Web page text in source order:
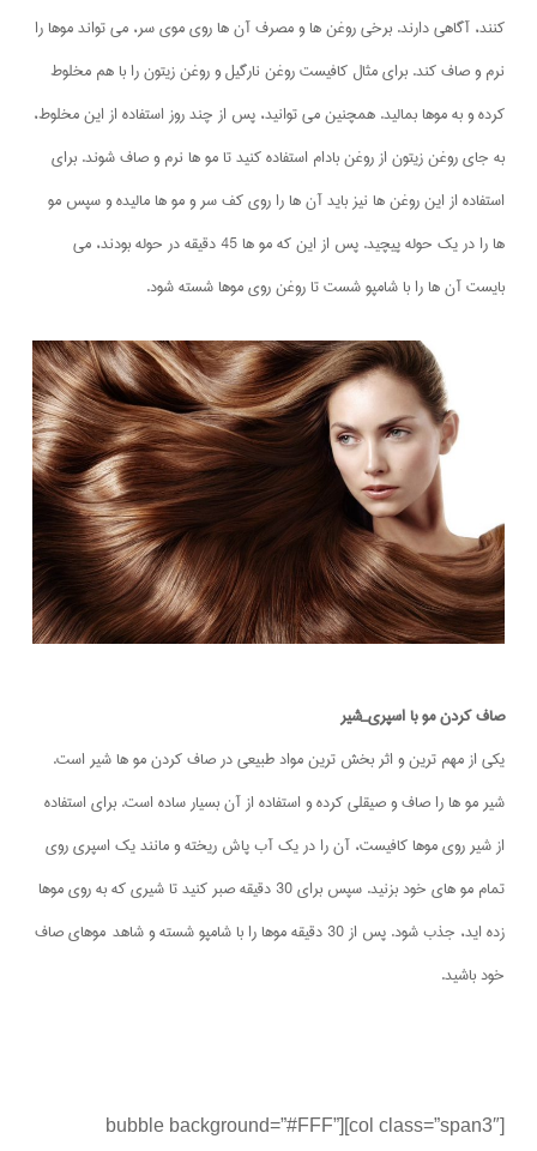
کنند، آگاهی دارند. برخی روغن ها و مصرف آن ها روی موی سر، می تواند موها را
نرم و صاف کند. برای مثال کافیست روغن نارگیل و روغن زیتون را با هم مخلوط
کرده و به موها بمالید. همچنین می توانید، پس از چند روز استفاده از این مخلوط،
به جای روغن زیتون از روغن بادام استفاده کنید تا مو ها نرم و صاف شوند. برای
استفاده از این روغن ها نیز باید آن ها را روی کف سر و مو ها مالیده و سپس مو
ها را در یک حوله پیچید. پس از این که مو ها 45 دقیقه در حوله بودند، می
بایست آن ها را با شامپو شست تا روغن روی موها شسته شود.
صاف کردن مو با اسپری_شیر
یکی از مهم ترین و اثر بخش ترین مواد طبیعی در صاف کردن مو ها شیر است.
شیر مو ها را صاف و صیقلی کرده و استفاده از آن بسیار ساده است. برای استفاده
از شیر روی موها کافیست، آن را در یک آب پاش ریخته و مانند یک اسپری روی
تمام مو های خود بزنید. سپس برای 30 دقیقه صبر کنید تا شیری که به روی موها
زده اید، جذب شود. پس از 30 دقیقه موها را با شامپو شسته و شاهد موهای صاف
خود باشید.
[col class=”span3″][bubble background=”#FFF”